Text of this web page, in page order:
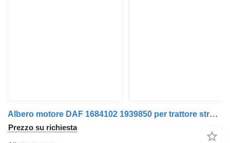
Albero motore DAF 1684102 1939850 per trattore stradale DAF XF106 - XF 106 / CF86 - CF 86
Prezzo su richiesta